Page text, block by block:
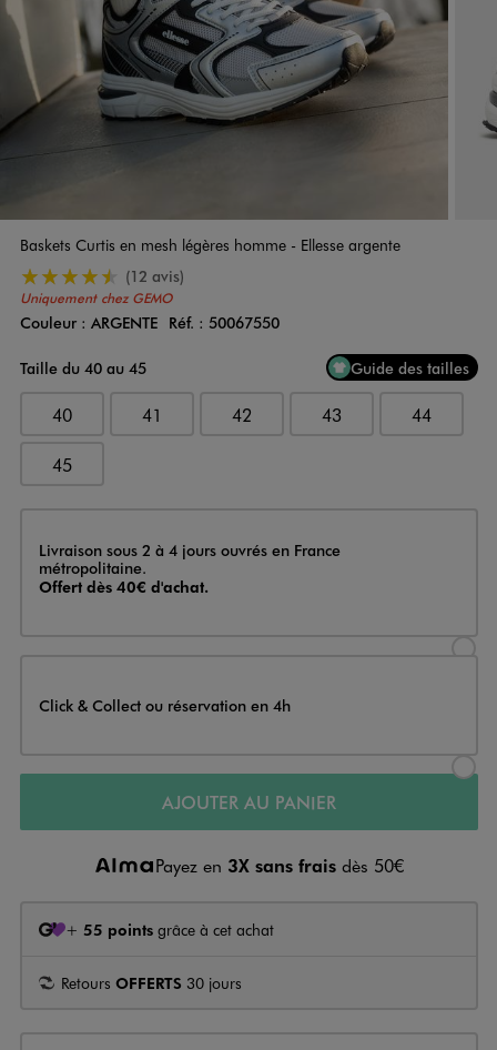
Baskets Curtis en mesh légères homme - Ellesse argente
Uniquement chez GEMO
4.5/5 de moyenne
(12 avis)
Couleur
Couleur : ARGENTE Réf. : 50067550
Taille du 40 au 45
Guide des tailles
40 41 42 43 44
45
Livraison
Livraison sous 2 à 4 jours ouvrés en France
métropolitaine.
Offert dès 40€ d'achat.
Click & Collect ou réservation en 4h
AJOUTER AU PANIER
Payez en 3X sans frais dès 50€
+ 55 points grâce à cet achat
Retours OFFERTS 30 jours